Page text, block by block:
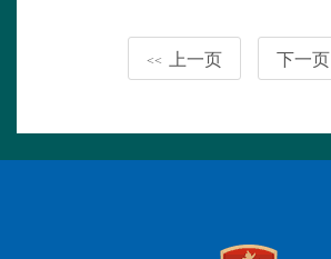
<< 上一页 下一页